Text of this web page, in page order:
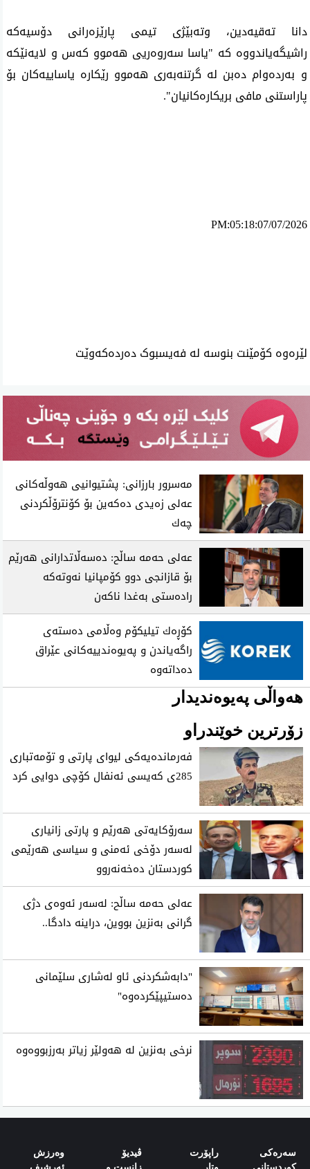
دانا ته‌قیه‌دین، وته‌بێژی تیمی پارێزه‌رانی دۆسیه‌كه‌
راشیگه‌یاندووه‌ كه‌ "یاسا سه‌روه‌ریی هه‌موو كه‌س و لایه‌نێكه‌
و به‌رده‌وام ده‌بن له‌ گرتنه‌به‌ری هه‌موو رێكاره‌ یاساییه‌كان بۆ
پاراستنی مافی بریكاره‌كانیان".
PM:05:18:07/07/2026
لێرەوە کۆمێنت بنوسە لە فەیسبوک دەردەکەوێت
مه‌سرور بارزانی: پشتیوانیی هه‌وڵه‌كانی
عه‌لی زه‌یدی ده‌كه‌ین بۆ كۆنترۆڵكردنی
چه‌ك
عه‌لی‌ حه‌مه‌ ساڵح: ده‌سه‌ڵاتدارانی‌ هه‌رێم
بۆ قازانجی‌ دوو كۆمپانیا نەوتەکە
راده‌ستی بەغدا ناكه‌ن
كۆڕه‌ك تیلیكۆم وه‌ڵامی ده‌سته‌ی
راگه‌یاندن و په‌یوه‌ندییه‌كانی‌ عێراق
ده‌داته‌وه‌
هەواڵی پەیوەندیدار
زۆرترین خوێندراو
فه‌رمانده‌یه‌كی لیوای پارتی و تۆمه‌تباری
285ی كه‌یسی ئه‌نفال كۆچی دوایی كرد
سەرۆکایەتی هەرێم و پارتی زانیاری
لەسەر دۆخی ئەمنی و سیاسی هەرێمی
کوردستان دەخەنەروو
عه‌لی‌ حه‌مه‌ ساڵح: له‌سه‌ر ئه‌وه‌ی دژی
گرانی به‌نزین بووین، دراینه‌ دادگا..
"دابه‌شكردنی ئاو له‌شاری سلێمانی
ده‌ستیپێكرده‌وه‌"
نرخی‌ به‌نزین له‌ هه‌ولێر زیاتر به‌رزبووه‌وه‌
سەرەکی
راپۆرت
ڤیدیۆ
وەرزش‌